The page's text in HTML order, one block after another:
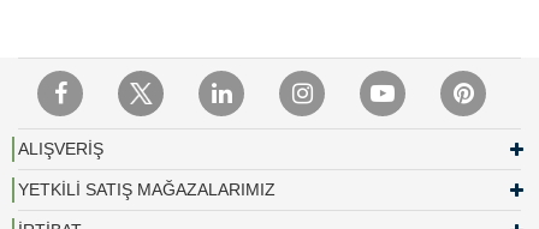
ALIŞVERİŞ
YETKİLİ SATIŞ MAĞAZALARIMIZ